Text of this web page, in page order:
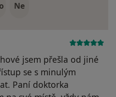
Ne
jsem přešla od jiné
se s minulým
Paní doktorka